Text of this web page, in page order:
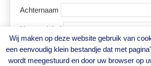
Achternaam
Naam winkel
Wij maken op deze website gebruik van
een eenvoudig klein bestandje dat met
wordt meegestuurd en door uw browser op